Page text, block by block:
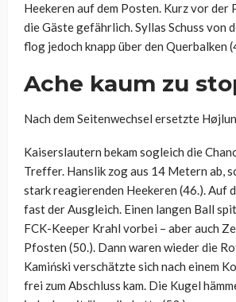
Heekeren auf dem Posten. Kurz vor der
die Gäste gefährlich. Syllas Schuss von
flog jedoch knapp über den Querbalken
Ache kaum zu
Nach dem Seitenwechsel ersetzte
Kaiserslautern bekam sogleich die
Treffer. Hanslik zog aus 14 Metern ab,
stark reagierenden Heekeren (46.). Auf
fast der Ausgleich. Einen langen Ball
FCK-Keeper Krahl vorbei – aber auch
Pfosten (50.). Dann waren wieder die
Kamiński verschätzte sich nach einem
frei zum Abschluss kam. Die Kugel